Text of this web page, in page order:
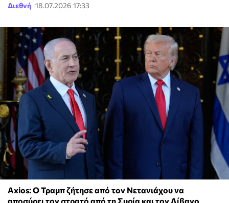
Διεθνή 18.07.2026 17:33
Axios: Ο Τραμπ ζήτησε από τον Νετανιάχου να
αποσύρει τον στρατό από τη Συρία και τον Λίβανο